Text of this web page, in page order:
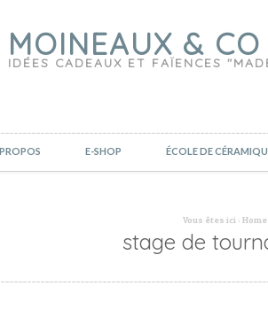
MOINEAUX & CO
IDÉES CADEAUX ET FAÏENCES
E-SHOP ÉCOLE DE
Vous êtes ici : Home
stage de